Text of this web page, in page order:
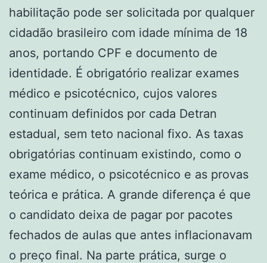
habilitação pode ser solicitada por qualquer
cidadão brasileiro com idade mínima de 18
anos, portando CPF e documento de
identidade. É obrigatório realizar exames
médico e psicotécnico, cujos valores
continuam definidos por cada Detran
estadual, sem teto nacional fixo. As taxas
obrigatórias continuam existindo, como o
exame médico, o psicotécnico e as provas
teórica e prática. A grande diferença é que
o candidato deixa de pagar por pacotes
fechados de aulas que antes inflacionavam
o preço final. Na parte prática, surge o